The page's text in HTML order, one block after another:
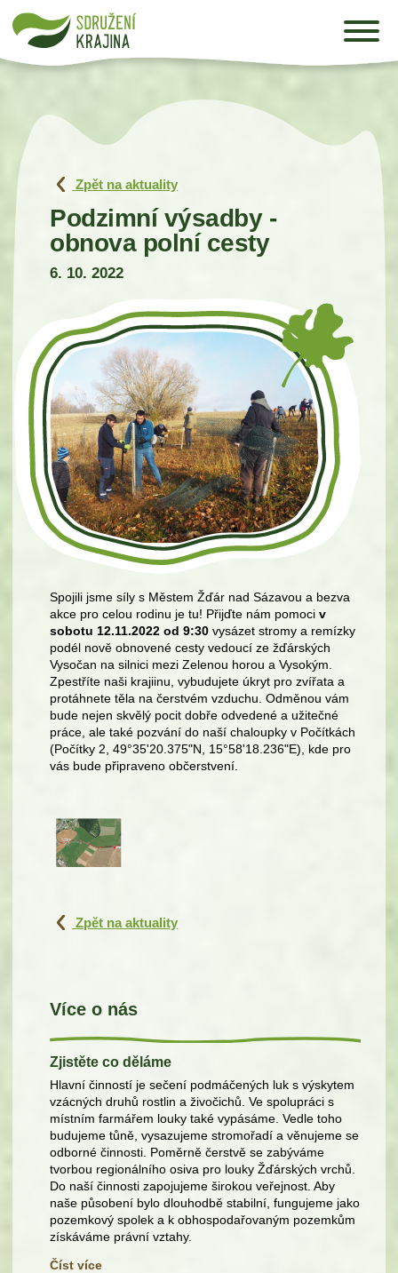
Zpět na aktuality
Podzimní výsadby -
obnova polní cesty
6. 10. 2022
Spojili jsme síly s Městem Žďár nad Sázavou a bezva
akce pro celou rodinu je tu! Přijďte nám pomoci v
sobotu 12.11.2022 od 9:30 vysázet stromy a remízky
podél nově obnovené cesty vedoucí ze žďárských
Vysočan na silnici mezi Zelenou horou a Vysokým.
Zpestříte naši krajiinu, vybudujete úkryt pro zvířata a
protáhnete těla na čerstvém vzduchu. Odměnou vám
bude nejen skvělý pocit dobře odvedené a užitečné
práce, ale také pozvání do naší chaloupky v Počítkách
(Počítky 2, 49°35'20.375"N, 15°58'18.236"E), kde pro
vás bude připraveno občerstvení.
Zpět na aktuality
Více o nás
Zjistěte co děláme
Hlavní činností je sečení podmáčených luk s výskytem
vzácných druhů rostlin a živočichů. Ve spolupráci s
místním farmářem louky také vypásáme. Vedle toho
budujeme tůně, vysazujeme stromořadí a věnujeme se
odborné činnosti. Poměrně čerstvě se zabýváme
tvorbou regionálního osiva pro louky Žďárských vrchů.
Do naší činnosti zapojujeme širokou veřejnost. Aby
naše působení bylo dlouhodbě stabilní, fungujeme jako
pozemkový spolek a k obhospodařovaným pozemkům
získáváme právní vztahy.
Číst více